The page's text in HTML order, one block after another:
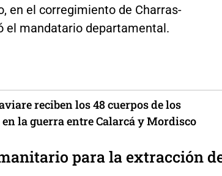
en el corregimiento de Charras-
el mandatario departamental.
reciben los 48 cuerpos de los
la guerra entre Calarcá y Mordisco
para la extracción